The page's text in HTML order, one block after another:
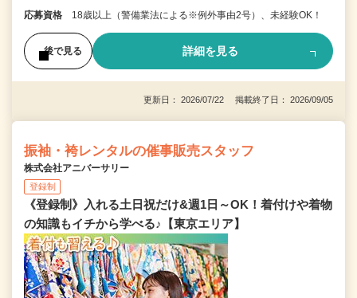
応募資格 18歳以上（警備業法による※例外事由2号）、未経験OK！
後で見る 詳細を見る
更新日： 2026/07/22 掲載終了日： 2026/09/05
振袖・袴レンタルの催事販売スタッフ
株式会社アニバーサリー
登録制
《登録制》入れる土日祝だけ&週1日～OK！着付けや着物
の知識もイチから学べる♪【東京エリア】